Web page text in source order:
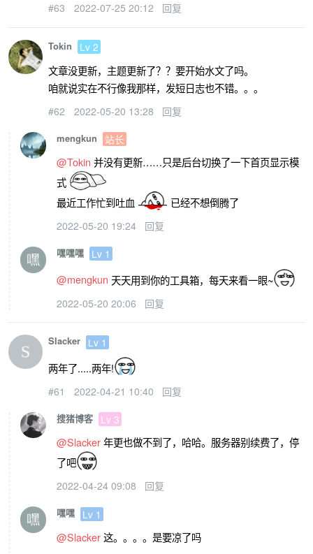
#63 2022-07-25 20:12 回复
Tokin Lv 2
文章没更新，主题更新了？？要开始水文了吗。
咱就说实在不行像我那样，发短日志也不错。。。
#62 2022-05-20 13:28 回复
mengkun 站长
@Tokin 并没有更新……只是后台切换了一下首页显示模
式
最近工作忙到吐血
已经不想倒腾了
2022-05-20 19:24 回复
嘿嘿嘿 Lv 1
@mengkun 天天用到你的工具箱，每天来看一眼~
2022-05-20 20:06 回复
Slacker Lv 1
两年了.....两年!
#61 2022-04-21 10:40 回复
搜猪博客 Lv 3
@Slacker 年更也做不到了，哈哈。服务器别续费了，停
了吧
2022-04-24 09:08 回复
嘿嘿 Lv 1
@Slacker 这。。。。是要凉了吗